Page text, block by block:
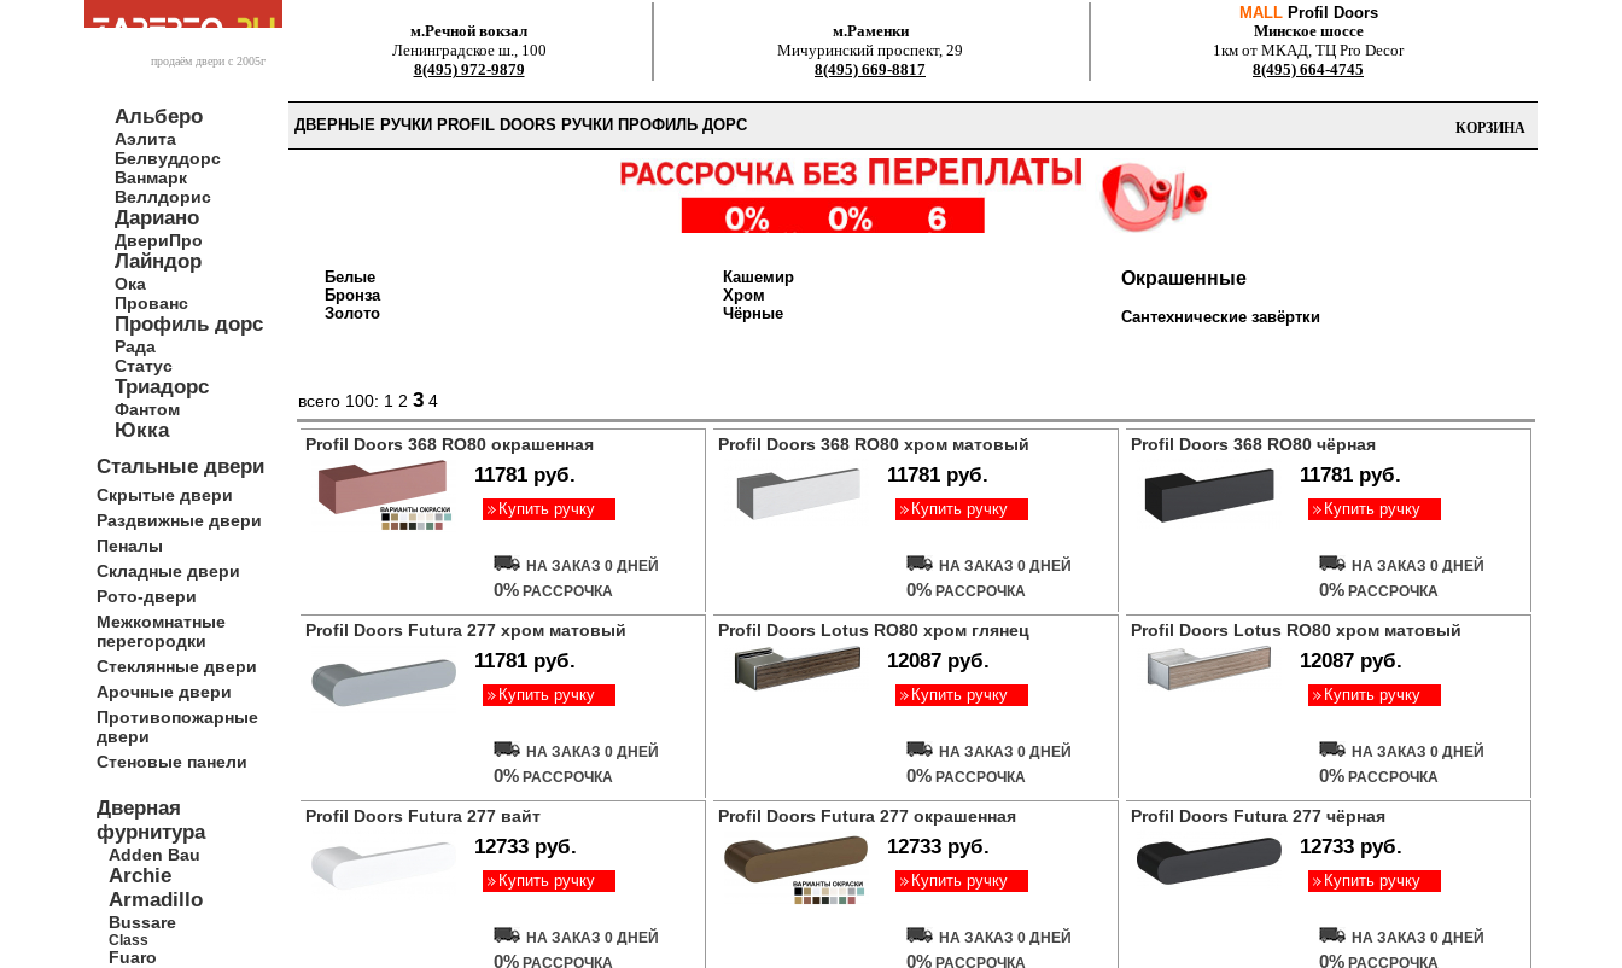
продаём двери c 2005г
Альберо
Аэлита
Белвуддорс
Ванмарк
Веллдорис
Дариано
ДвериПро
Лайндор
Ока
Прованс
Профиль дорс
Рада
Статус
Триадорс
Фантом
Юкка
Стальные двери
Скрытые двери
Раздвижные двери
Пеналы
Складные двери
Рото-двери
Межкомнатные
перегородки
Стеклянные двери
Арочные двери
Противопожарные
двери
Стеновые панели
Дверная
фурнитура
Adden Bau
Archie
Armadillo
Bussare
Class
Fuaro
м.Речной вокзал
Ленинградское ш., 100
8(495) 972-9879
м.Раменки
Мичуринский проспект, 29
8(495) 669-8817
MALLProfil Doors
Минское шоссе
1км от МКАД, ТЦ Pro Decor
8(495) 664-4745
КОРЗИНА
ДВЕРНЫЕ РУЧКИ PROFIL DOORS РУЧКИ ПРОФИЛЬ ДОРС
Белые
Бронза
Золото
Кашемир
Хром
Чёрные
Окрашенные
Сантехнические завёртки
всего 100: 1 2 3 4
Profil Doors 368 RO80 окрашенная
11781 руб.
Купить ручку
НА ЗАКАЗ 0 ДНЕЙ
0% РАССРОЧКА
Profil Doors 368 RO80 хром матовый
11781 руб.
Купить ручку
НА ЗАКАЗ 0 ДНЕЙ
0% РАССРОЧКА
Profil Doors 368 RO80 чёрная
11781 руб.
Купить ручку
НА ЗАКАЗ 0 ДНЕЙ
0% РАССРОЧКА
Profil Doors Futura 277 хром матовый
11781 руб.
Купить ручку
НА ЗАКАЗ 0 ДНЕЙ
0% РАССРОЧКА
Profil Doors Lotus RO80 хром глянец
12087 руб.
Купить ручку
НА ЗАКАЗ 0 ДНЕЙ
0% РАССРОЧКА
Profil Doors Lotus RO80 хром матовый
12087 руб.
Купить ручку
НА ЗАКАЗ 0 ДНЕЙ
0% РАССРОЧКА
Profil Doors Futura 277 вайт
12733 руб.
Купить ручку
НА ЗАКАЗ 0 ДНЕЙ
0% РАССРОЧКА
Profil Doors Futura 277 окрашенная
12733 руб.
Купить ручку
НА ЗАКАЗ 0 ДНЕЙ
0% РАССРОЧКА
Profil Doors Futura 277 чёрная
12733 руб.
Купить ручку
НА ЗАКАЗ 0 ДНЕЙ
0% РАССРОЧКА